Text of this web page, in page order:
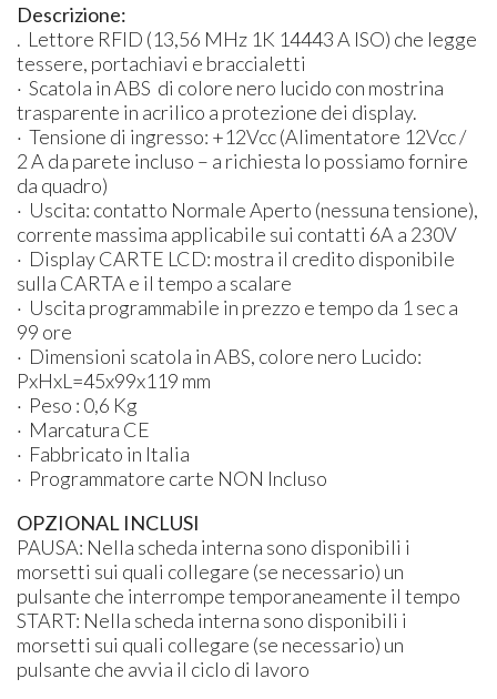
Descrizione:
. Lettore RFID (13,56 MHz 1K 14443 A ISO) che legge
tessere, portachiavi e braccialetti
· Scatola in ABS di colore nero lucido con mostrina
trasparente in acrilico a protezione dei display.
· Tensione di ingresso: +12Vcc (Alimentatore 12Vcc /
2 A da parete incluso – a richiesta lo possiamo fornire
da quadro)
· Uscita: contatto Normale Aperto (nessuna tensione),
corrente massima applicabile sui contatti 6A a 230V
· Display CARTE LCD: mostra il credito disponibile
sulla CARTA e il tempo a scalare
· Uscita programmabile in prezzo e tempo da 1 sec a
99 ore
· Dimensioni scatola in ABS, colore nero Lucido:
PxHxL=45x99x119 mm
​· Peso : 0,6 Kg​
· Marcatura CE
· Fabbricato in Italia
· Programmatore carte NON Incluso
OPZIONAL INCLUSI
PAUSA: Nella scheda interna sono disponibili i
morsetti sui quali collegare (se necessario) un
pulsante che interrompe temporaneamente il tempo
​START: Nella scheda interna sono disponibili i
morsetti sui quali collegare (se necessario) un
pulsante che avvia il ciclo di lavoro